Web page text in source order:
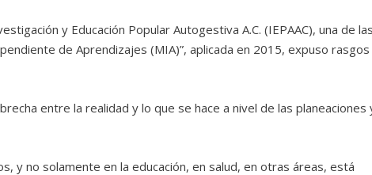
y Educación Popular Autogestiva A.C. (IEPAAC), una de
de Aprendizajes (MIA)”, aplicada en 2015, expuso rasgos
entre la realidad y lo que se hace a nivel de las planeaciones
y no solamente en la educación, en salud, en otras áreas, está